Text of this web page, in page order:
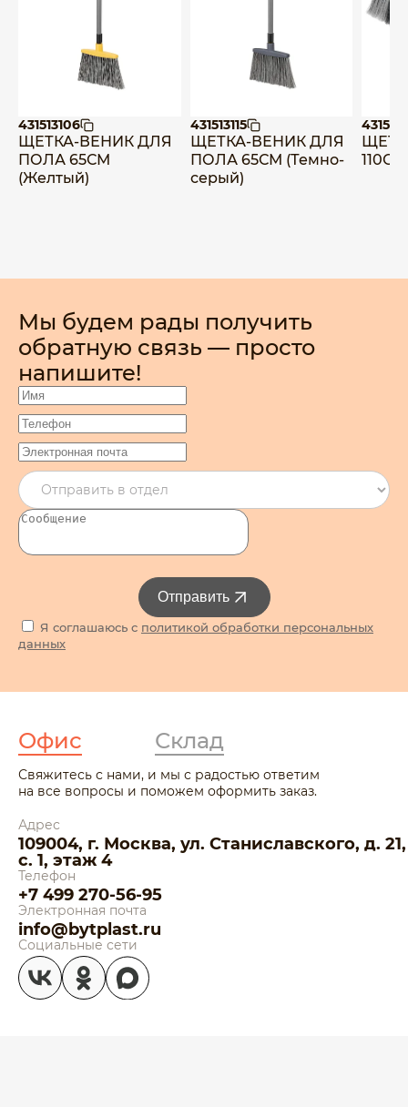
431513106
ЩЕТКА-ВЕНИК ДЛЯ
ПОЛА 65СМ
(Желтый)
431513115
ЩЕТКА-ВЕНИК ДЛЯ
ПОЛА 65СМ (Темно-
серый)
Мы будем рады получить
обратную связь — просто
напишите!
Я соглашаюсь с политикой обработки персональных
данных
Отправить
Офис Склад
Свяжитесь с нами, и мы с радостью ответим
на все вопросы и поможем оформить заказ.
Адрес
109004, г. Москва, ул. Станиславского, д. 21,
с. 1, этаж 4
Телефон
+7 499 270-56-95
Электронная почта
info@bytplast.ru
Социальные сети